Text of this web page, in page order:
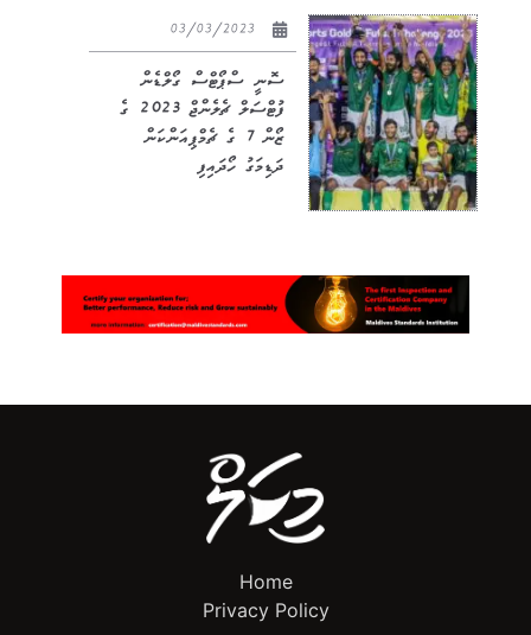
ސޮނީ ސްޕޯޓްސް ގޯލްޑެން
ފުޓްސަލް ޗެލެންޖް 2023 ގެ
ޒޯން 7 ގެ ޗެމްޕިއަންކަން
ދަޑިމަގު ހޯދައިފި
Home
Privacy Policy